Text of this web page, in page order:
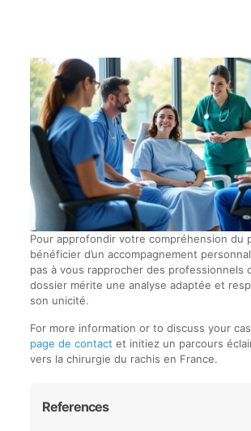
Pour approfondir votre compréhension du
bénéficier d’un accompagnement
pas à vous rapprocher des professionnels
dossier mérite une analyse adaptée et
son unicité.
For more information or to discuss your
page de contact et initiez un parcours
vers la chirurgie du rachis en France.
References